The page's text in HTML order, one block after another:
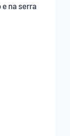
na serra